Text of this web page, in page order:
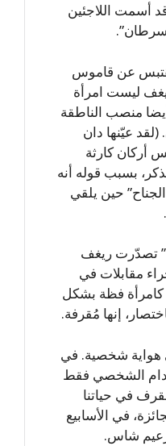
أسمت اللاجئين
عن قاموس
ليست امرأة
منصب الناطقة
عيّنها دان
أركان كارثة
بسبب قوله أنه
حين يلقي
تصدّرت ريغف
مقابلات في
كامرأة فظة بشكل
إنها مُقرفة.
هواية شخصية. في
الشخصي فقط
في حياتنا
في الأسابيع
زعيم شاس.